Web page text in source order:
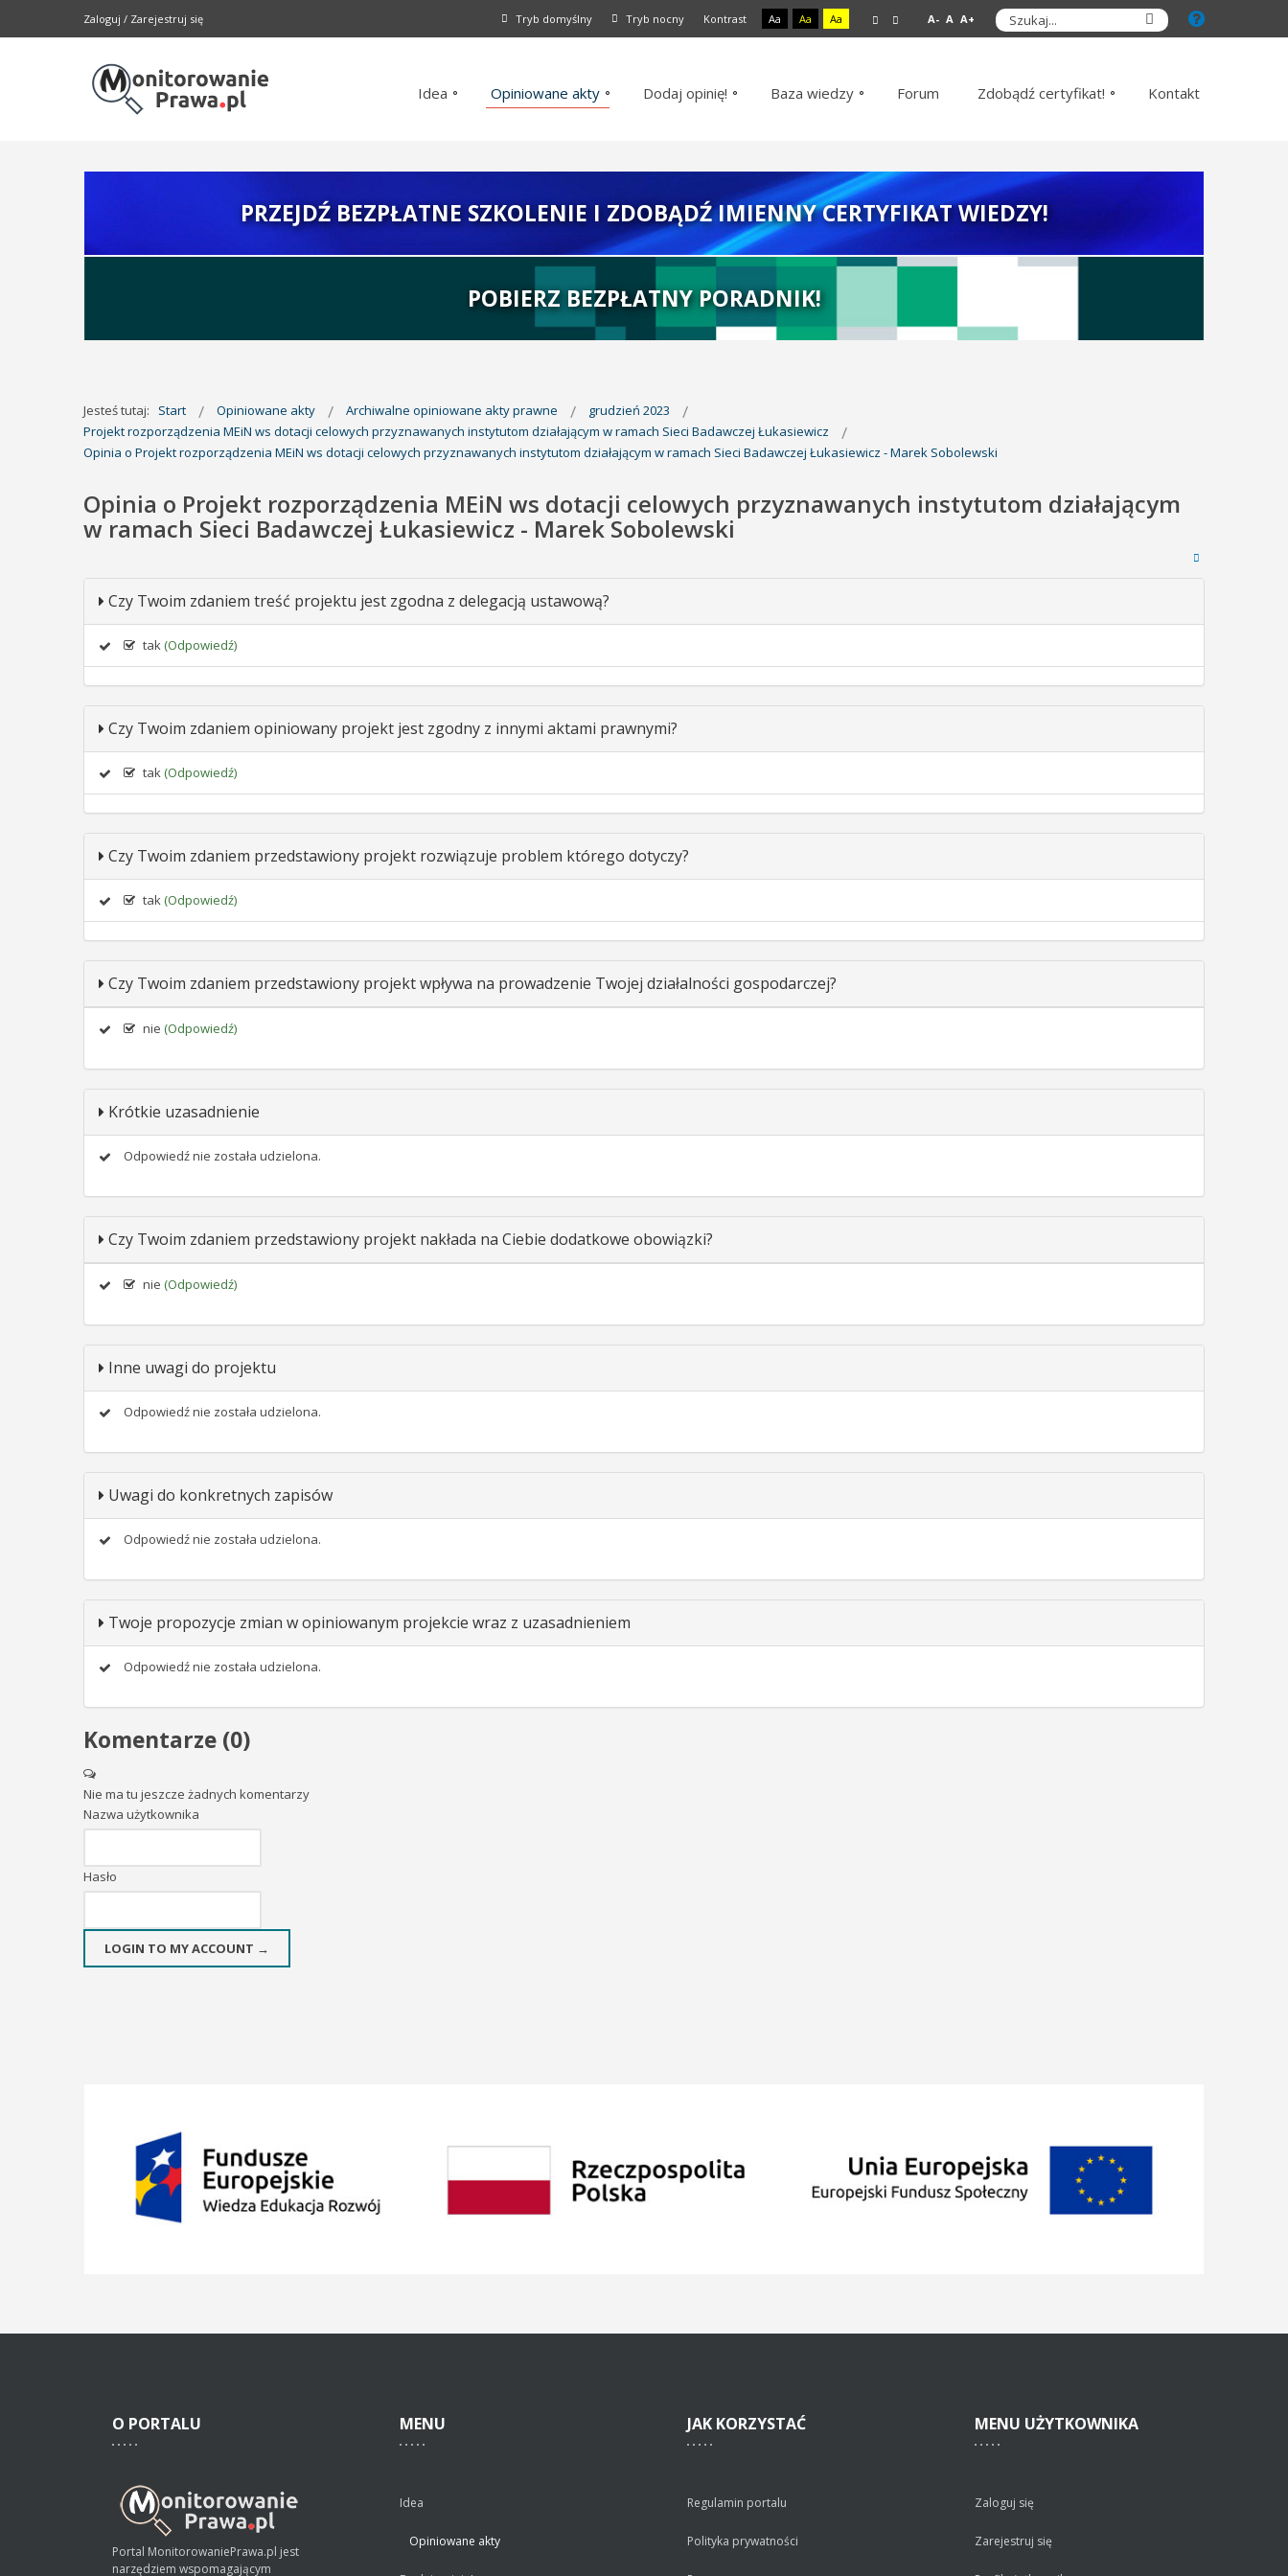
Zaloguj / Zarejestruj się Tryb domyślny Tryb nocny Kontrast Aa Aa Aa A- A A+
Idea Opiniowane akty Dodaj opinię! Baza wiedzy Forum Zdobądź certyfikat! Kontakt
PRZEJDŹ BEZPŁATNE SZKOLENIE I ZDOBĄDŹ IMIENNY CERTYFIKAT WIEDZY!
POBIERZ BEZPŁATNY PORADNIK!
Jesteś tutaj: Start Opiniowane akty Archiwalne opiniowane akty prawne
grudzień 2023
Projekt rozporządzenia MEiN ws dotacji celowych przyznawanych instytutom działającym w ramach Sieci Badawczej Łukasiewicz
Opinia o Projekt rozporządzenia MEiN ws dotacji celowych przyznawanych instytutom działającym w ramach Sieci Badawczej Łukasiewicz - Marek Sobolewski
Opinia o Projekt rozporządzenia MEiN ws dotacji celowych przyznawanych instytutom działającym
w ramach Sieci Badawczej Łukasiewicz - Marek Sobolewski
Czy Twoim zdaniem treść projektu jest zgodna z delegacją ustawową?
tak (Odpowiedź)
Czy Twoim zdaniem opiniowany projekt jest zgodny z innymi aktami prawnymi?
tak (Odpowiedź)
Czy Twoim zdaniem przedstawiony projekt rozwiązuje problem którego dotyczy?
tak (Odpowiedź)
Czy Twoim zdaniem przedstawiony projekt wpływa na prowadzenie Twojej działalności gospodarczej?
nie (Odpowiedź)
Krótkie uzasadnienie
Odpowiedź nie została udzielona.
Czy Twoim zdaniem przedstawiony projekt nakłada na Ciebie dodatkowe obowiązki?
nie (Odpowiedź)
Inne uwagi do projektu
Odpowiedź nie została udzielona.
Uwagi do konkretnych zapisów
Odpowiedź nie została udzielona.
Twoje propozycje zmian w opiniowanym projekcie wraz z uzasadnieniem
Odpowiedź nie została udzielona.
Komentarze (0)
Nie ma tu jeszcze żadnych komentarzy
Nazwa użytkownika
Hasło
LOGIN TO MY ACCOUNT →
O PORTALU
Portal MonitorowaniePrawa.pl jest
narzędziem wspomagającym
MENU
Idea
Opiniowane akty
JAK KORZYSTAĆ
Regulamin portalu
Polityka prywatności
MENU UŻYTKOWNIKA
Zaloguj się
Zarejestruj się